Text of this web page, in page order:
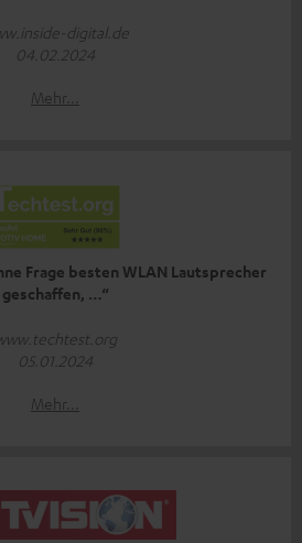
digital.de
04.02.2024
Mehr...
Frage besten WLAN Lautsprecher
geschaffen, …“
05.01.2024
Mehr...